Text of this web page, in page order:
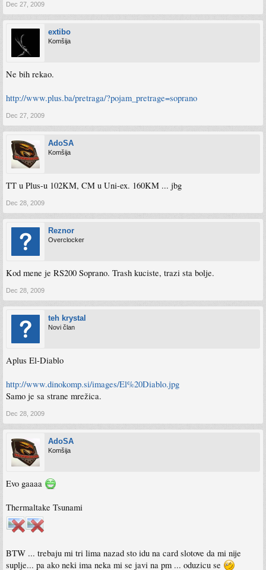
Dec 27, 2009
extibo
Komšija
Ne bih rekao.
http://www.plus.ba/pretraga/?pojam_pretrage=soprano
Dec 27, 2009
AdoSA
Komšija
TT u Plus-u 102KM, CM u Uni-ex. 160KM ... jbg
Dec 28, 2009
Reznor
Overclocker
Kod mene je RS200 Soprano. Trash kuciste, trazi sta bolje.
Dec 28, 2009
teh krystal
Novi član
Aplus El-Diablo
http://www.dinokomp.si/images/El%20Diablo.jpg
Samo je sa strane mrežica.
Dec 28, 2009
AdoSA
Komšija
Evo gaaaa
Thermaltake Tsunami
BTW ... trebaju mi tri lima nazad sto idu na card slotove da mi nije
suplje... pa ako neki ima neka mi se javi na pm ... oduzicu se